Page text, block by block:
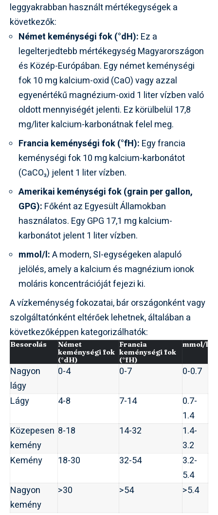
leggyakrabban használt mértékegységek a
következők:
Német keménységi fok (°dH): Ez a
legelterjedtebb mértékegység Magyarországon
és Közép-Európában. Egy német keménységi
fok 10 mg kalcium-oxid (CaO) vagy azzal
egyenértékű magnézium-oxid 1 liter vízben való
oldott mennyiségét jelenti. Ez körülbelül 17,8
mg/liter kalcium-karbonátnak felel meg.
Francia keménységi fok (°fH): Egy francia
keménységi fok 10 mg kalcium-karbonátot
(CaCO₃) jelent 1 liter vízben.
Amerikai keménységi fok (grain per gallon,
GPG): Főként az Egyesült Államokban
használatos. Egy GPG 17,1 mg kalcium-
karbonátot jelent 1 liter vízben.
mmol/l:A modern, SI-egységeken alapuló
jelölés, amely a kalcium és magnézium ionok
moláris koncentrációját fejezi ki.
A vízkeménység fokozatai, bár országonként vagy
szolgáltatónként eltérőek lehetnek, általában a
következőképpen kategorizálhatók:
Besorolás
Német
keménységi fok
(°dH)
Francia
keménységi fok
(°fH)
mmol/l
Nagyon
lágy
0-4 0-7 0-0.7
Lágy 4-8 7-14
0.7-
1.4
Közepesen
kemény
8-18 14-32
1.4-
3.2
Kemény
18-30 32-54
3.2-
5.4
Nagyon
kemény
>30 >54 >5.4